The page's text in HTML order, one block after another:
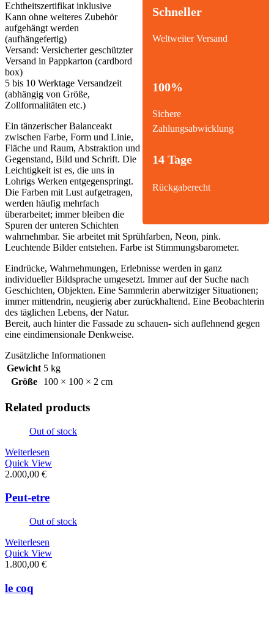
Schneller
Weltweiter Versand
100%
Sichere
Zahlungsabwicklung
14 Tage
Rückgaberecht
Echtheitszertifikat inklusive
Kann ohne weiteres Zubehör
aufgehängt werden
(aufhängefertig)
Versand: Versicherter geschützter
Versand in Pappkarton (cardbord
box)
5 bis 10 Werktage Versandzeit
(abhängig von Größe,
Zollformalitäten etc.)
Ein tänzerischer Balanceakt
zwischen Farbe, Form und Linie,
Fläche und Raum, Abstraktion und
Gegenstand, Bild und Schrift. Die
Leichtigkeit ist es, die uns in
Lohrigs Werken entgegenspringt.
Die Farben mit Lust aufgetragen,
werden häufig mehrfach
überarbeitet; immer bleiben die
Spuren der unteren Schichten
wahrnehmbar. Sie arbeitet mit Sprühfarben, Neon, pink.
Leuchtende Bilder entstehen. Farbe ist Stimmungsbarometer.
Eindrücke, Wahrnehmungen, Erlebnisse werden in ganz
individueller Bildsprache umgesetzt. Immer auf der Suche nach
Geschichten, Objekten. Eine Sammlerin aberwitziger Situationen;
immer mittendrin, neugierig aber zurückhaltend. Eine Beobachterin
des täglichen Lebens, der Natur.
Bereit, auch hinter die Fassade zu schauen- sich auflehnend gegen
eine eindimensionale Denkweise.
Zusätzliche Informationen
Gewicht 5 kg
Größe
100 × 100 × 2 cm
Related products
Out of stock
Weiterlesen
Quick View
2.000,00 €
Peut-etre
Out of stock
Weiterlesen
Quick View
1.800,00 €
le coq